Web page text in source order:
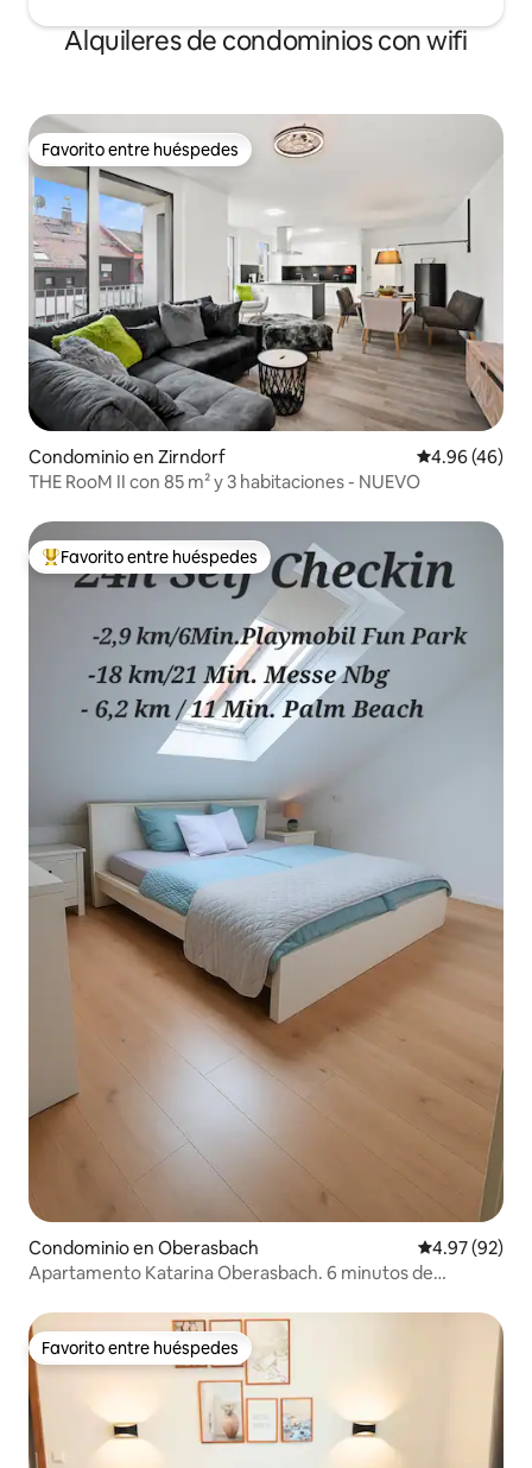
Alquileres de condominios con wifi
Favorito entre huéspedes
Favorito entre huéspedes
Condominio en Zirndorf Calificación
4.96 (46)
THE RooM II con 85 m² y 3 habitaciones - NUEVO
De los mejores en Favorito entre huéspedes
Favorito entre huéspedes
Condominio en Oberasbach Calificación
4.97 (92)
Apartamento Katarina Oberasbach. 6 minutos de
Favorito entre huéspedes
Favorito entre huéspedes